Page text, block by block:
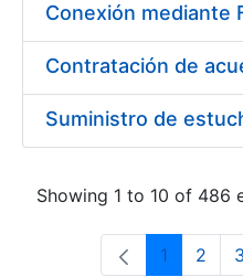
Showing 1 to 10 of 486
Page
1 Page
2 3